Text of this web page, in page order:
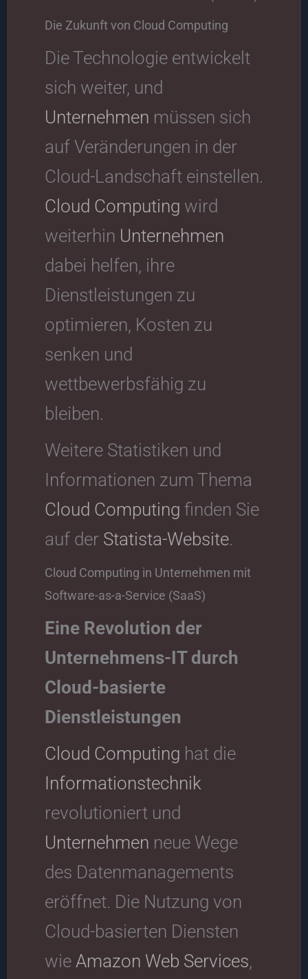
Die Zukunft von Cloud Computing
Die Technologie entwickelt
sich weiter, und
Unternehmen müssen sich
auf Veränderungen in der
Cloud-Landschaft einstellen.
Cloud Computing wird
weiterhin Unternehmen
dabei helfen, ihre
Dienstleistungen zu
optimieren, Kosten zu
senken und
wettbewerbsfähig zu
bleiben.
Weitere Statistiken und
Informationen zum Thema
Cloud Computing finden Sie
auf der Statista-Website.
Cloud Computing in Unternehmen mit
Software-as-a-Service (SaaS)
Eine Revolution der
Unternehmens-IT durch
Cloud-basierte
Dienstleistungen
Cloud Computing hat die
Informationstechnik
revolutioniert und
Unternehmen neue Wege
des Datenmanagements
eröffnet. Die Nutzung von
Cloud-basierten Diensten
wie Amazon Web Services,